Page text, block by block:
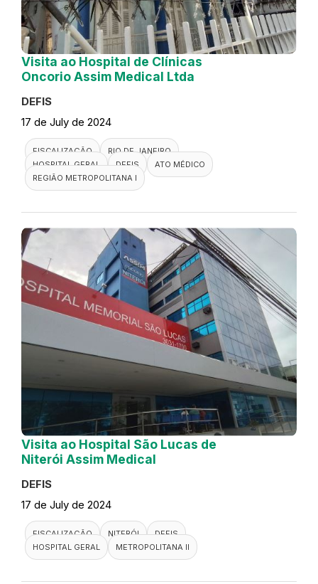
Visita ao Hospital de Clínicas
Oncorio Assim Medical Ltda
DEFIS
17 de July de 2024
FISCALIZAÇÃO
RIO DE JANEIRO
HOSPITAL GERAL
DEFIS
ATO MÉDICO
REGIÃO METROPOLITANA I
Visita ao Hospital São Lucas de
Niterói Assim Medical
DEFIS
17 de July de 2024
FISCALIZAÇÃO NITERÓI
DEFIS
HOSPITAL GERAL
METROPOLITANA II